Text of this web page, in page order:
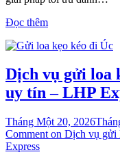
Đọc thêm
Dịch vụ gửi loa
uy tín – LHP
Tháng Một 20, 2026
Comment on Dịch vụ gửi
Express